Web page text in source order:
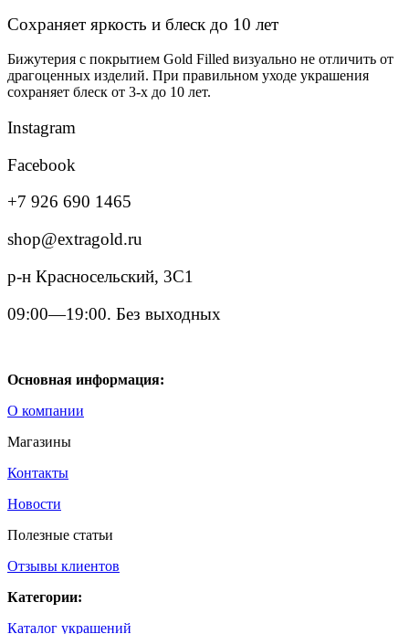
Сохраняет яркость и блеск до 10 лет
Бижутерия с покрытием Gold Filled визуально не отличить от
драгоценных изделий. При правильном уходе украшения
сохраняет блеск от 3-х до 10 лет.
Instagram
Facebook
+7 926 690 1465
shop@extragold.ru
р-н Красносельский, 3С1
09:00—19:00. Без выходных
Основная информация:
О компании
Магазины
Контакты
Новости
Полезные статьи
Отзывы клиентов
Категории:
Каталог украшений